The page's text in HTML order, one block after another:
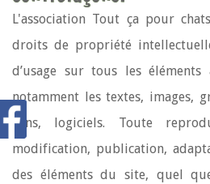
L'association Tout ça pour
droits de propriété
d’usage sur tous les éléments
notamment les textes, images,
sons, logiciels. Toute
modification, publication,
des éléments du site, quel